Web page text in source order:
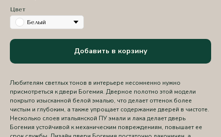
Цвет
Белый
Добавить в корзину
Любителям светлых тонов в интерьере несомненно нужно
присмотреться к двери Богемия. Дверное полотно этой модели
покрыто изысканной белой эмалью, что делает оттенок более
чистым и глубоким, а также упрощает содержание дверей в чистоте.
Несколько слоев итальянской ПУ эмали и лака делает дверь
Богемия устойчивой к механическим повреждениям, повышает ее